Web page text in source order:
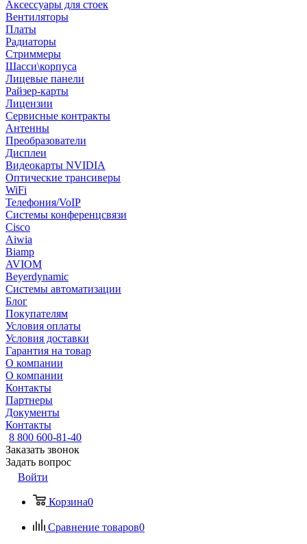
Аксессуары для стоек
Вентиляторы
Платы
Радиаторы
Стриммеры
Шасси\корпуса
Лицевые панели
Райзер-карты
Лицензии
Сервисные контракты
Антенны
Преобразователи
Дисплеи
Видеокарты NVIDIA
Оптические трансиверы
WiFi
Телефония/VoIP
Системы конференцсвязи
Cisco
Aiwia
Biamp
AVIOM
Beyerdynamic
Системы автоматизации
Блог
Покупателям
Условия оплаты
Условия доставки
Гарантия на товар
О компании
О компании
Контакты
Партнеры
Документы
Контакты
8 800 600-81-40
Заказать звонок
Задать вопрос
Войти
Корзина0
Сравнение товаров0